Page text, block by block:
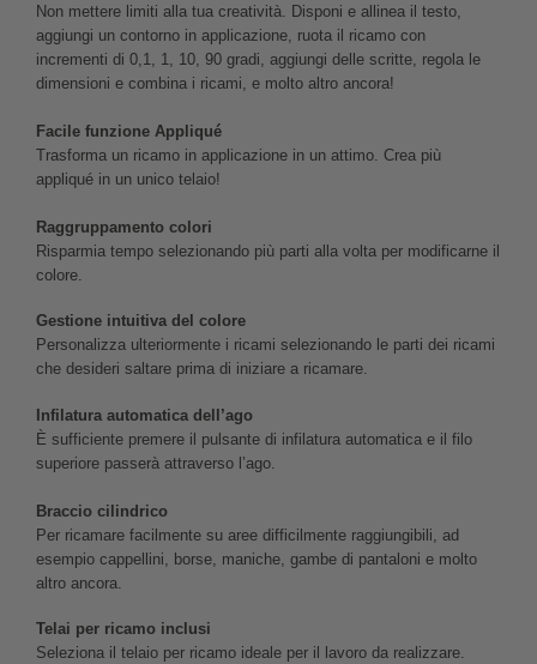
Non mettere limiti alla tua creatività. Disponi e allinea il testo,
aggiungi un contorno in applicazione, ruota il ricamo con
incrementi di 0,1, 1, 10, 90 gradi, aggiungi delle scritte, regola le
dimensioni e combina i ricami, e molto altro ancora!
Facile funzione Appliqué
Trasforma un ricamo in applicazione in un attimo. Crea più
appliqué in un unico telaio!
Raggruppamento colori
Risparmia tempo selezionando più parti alla volta per modificarne il
colore.
Gestione intuitiva del colore
Personalizza ulteriormente i ricami selezionando le parti dei ricami
che desideri saltare prima di iniziare a ricamare.
Infilatura automatica dell’ago
È sufficiente premere il pulsante di infilatura automatica e il filo
superiore passerà attraverso l’ago.
Braccio cilindrico
Per ricamare facilmente su aree difficilmente raggiungibili, ad
esempio cappellini, borse, maniche, gambe di pantaloni e molto
altro ancora.
Telai per ricamo inclusi
Seleziona il telaio per ricamo ideale per il lavoro da realizzare.